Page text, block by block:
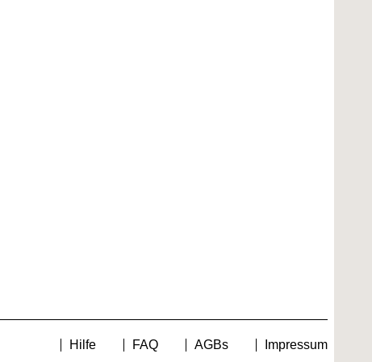
Hilfe FAQ AGBs Impressum